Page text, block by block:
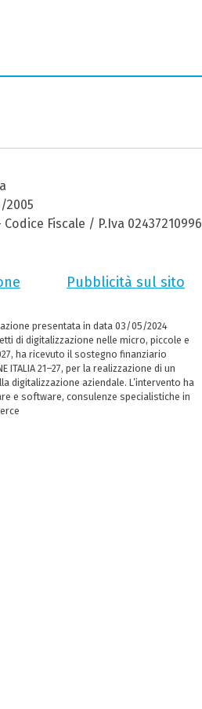
2005
Fiscale / P.Iva 02437210996
Pubblicità sul sito
presentata in data 03/05/2024
di digitalizzazione nelle micro, piccole e
ha ricevuto il sostegno finanziario
ITALIA 21–27, per la realizzazione di un
digitalizzazione aziendale. L’intervento ha
e software, consulenze specialistiche in